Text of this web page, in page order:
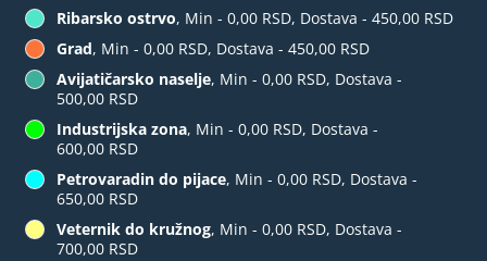
Ribarsko ostrvo, Min - 0,00 RSD, Dostava - 450,00 RSD
Grad, Min - 0,00 RSD, Dostava - 450,00 RSD
Avijatičarsko naselje, Min - 0,00 RSD, Dostava -
500,00 RSD
Industrijska zona, Min - 0,00 RSD, Dostava -
600,00 RSD
Petrovaradin do pijace, Min - 0,00 RSD, Dostava -
650,00 RSD
Veternik do kružnog, Min - 0,00 RSD, Dostava -
700,00 RSD